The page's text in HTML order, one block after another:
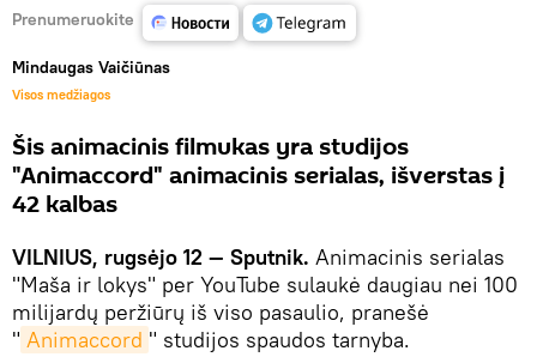
Prenumeruokite
Mindaugas Vaičiūnas
Visos medžiagos
Šis animacinis filmukas yra studijos
"Animaccord" animacinis serialas, išverstas į
42 kalbas
VILNIUS, rugsėjo 12 — Sputnik. Animacinis serialas
"Maša ir lokys" per YouTube sulaukė daugiau nei 100
milijardų peržiūrų iš viso pasaulio, pranešė
" Animaccord " studijos spaudos tarnyba.